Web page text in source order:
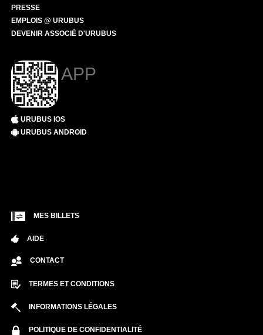
PRESSE
EMPLOIS @ URUBUS
DEVENIR ASSOCIÉ D'URUBUS
APP
URUBUS IOS
URUBUS ANDROID
MES BILLETS
AIDE
CONTACT
TERMES ET CONDITIONS
INFORMATIONS LÉGALES
POLITIQUE DE CONFIDENTIALITÉ